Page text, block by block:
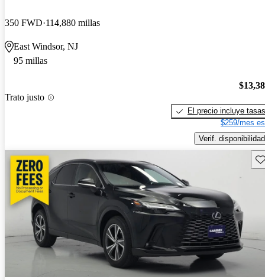
350 FWD 114,880 millas
East Windsor, NJ
95 millas
Trato justo
El precio incluye tasas
$259/mes
Verif. disponibilidad